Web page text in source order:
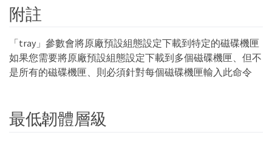
附註
「tray」參數會將原廠預設組態設定下載到特定的磁碟機匣
如果您需要將原廠預設組態設定下載到多個磁碟機匣、但不
是所有的磁碟機匣、則必須針對每個磁碟機匣輸入此命令
最低韌體層級